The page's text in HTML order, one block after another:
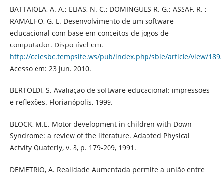
BATTAIOLA, A. A.; ELIAS, N. C.; DOMINGUES R. G.; ASSAF, R. ;
RAMALHO, G. L. Desenvolvimento de um software
educacional com base em conceitos de jogos de
computador. Disponível em:
http://ceiesbc.tempsite.ws/pub/index.php/sbie/article/view/
Acesso em: 23 jun. 2010.
BERTOLDI, S. Avaliação de software educacional: impressões
e reflexões. Florianópolis, 1999.
BLOCK, M.E. Motor development in children with Down
Syndrome: a review of the literature. Adapted Physical
Actvity Quaterly, v. 8, p. 179-209, 1991.
DEMETRIO, A. Realidade Aumentada permite a união entre